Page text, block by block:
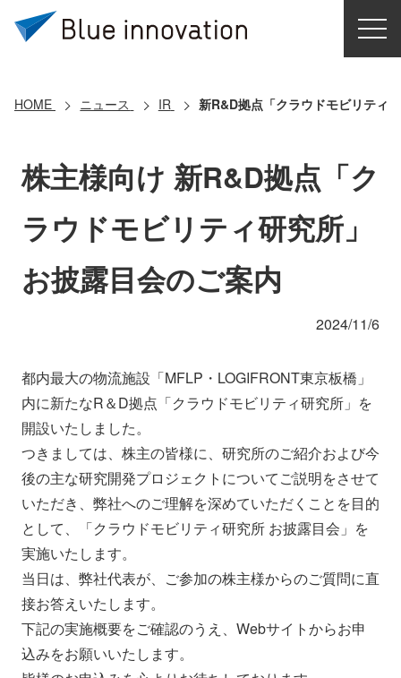
導入事例
コアテクノロジー
クラウドモビリティ研究所
会社情報
採用情報 資料ダウンロード
IR情報 English
HOME ニュース IR 新R&D拠点「クラウドモビリティ
株主様向け 新R&D拠点「ク
ラウドモビリティ研究所」
お披露目会のご案内
2024/11/6
都内最大の物流施設「MFLP・LOGIFRONT東京板橋」
内に新たなR＆D拠点「クラウドモビリティ研究所」を
開設いたしました。
つきましては、株主の皆様に、研究所のご紹介および今
後の主な研究開発プロジェクトについてご説明をさせて
いただき、弊社へのご理解を深めていただくことを目的
として、「クラウドモビリティ研究所 お披露目会」を
実施いたします。
当日は、弊社代表が、ご参加の株主様からのご質問に直
接お答えいたします。
下記の実施概要をご確認のうえ、Webサイトからお申
込みをお願いいたします。